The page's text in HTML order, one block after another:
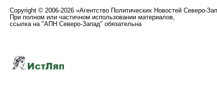
Copyright © 2006-2026 «Агентство Политических Новостей Северо-
При полном или частичном использовании материалов,
ссылка на "АПН Северо-Запад" обязательна